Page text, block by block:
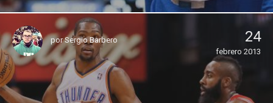
porSergio Barbero 24
febrero 2013